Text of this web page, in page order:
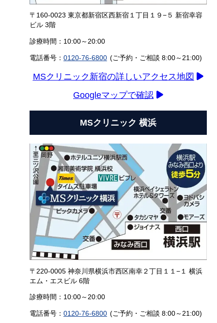
〒160-0023 東京都新宿区西新宿１丁目１９−５ 新宿幸容
ビル 3階
診療時間：10:00～20:00
電話番号： 0120-76-6800 (ご予約・ご相談 8:00～21:00)
MSクリニック新宿の詳しいアクセス地図
Googleマップで確認
MSクリニック 横浜
〒220-0005 神奈川県横浜市西区南幸２丁目１１−１ 横浜
エム・エスビル 6階
診療時間：10:00～20:00
電話番号： 0120-76-6800 (ご予約・ご相談 8:00～21:00)